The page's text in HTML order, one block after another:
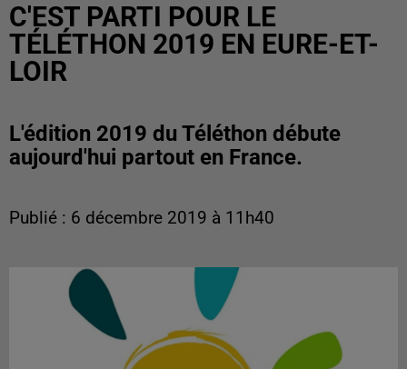
C'EST PARTI POUR LE
TÉLÉTHON 2019 EN EURE-ET-
LOIR
L'édition 2019 du Téléthon débute
aujourd'hui partout en France.
Publié : 6 décembre 2019 à 11h40